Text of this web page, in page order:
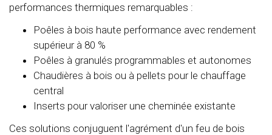
performances thermiques remarquables :
Poêles à bois haute performance avec rendement
supérieur à 80 %
Poêles à granulés programmables et autonomes
Chaudières à bois ou à pellets pour le chauffage
central
Inserts pour valoriser une cheminée existante
Ces solutions conjuguent l'agrément d'un feu de bois